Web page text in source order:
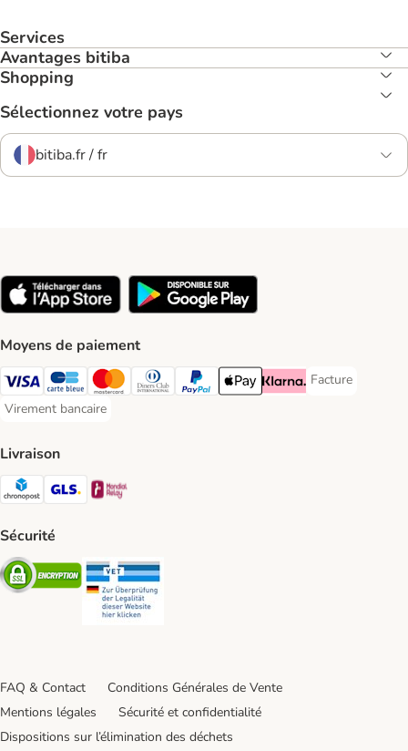
Services
Avantages bitiba
Shopping
Sélectionnez votre pays
bitiba.fr / fr
Moyens de paiement
Visa Payment Method
carte bleue Payment Method
Master Card Payment Method
Diners Club Payment Method
Paypal Payment Method
Apple Pay Payment Method
Klarna Payment Method
Facture
Facture
Virement bancaire
Virement bancaire Payment Method
Livraison
Chronopost Shipping Method
GLS Shipping Method
Sécurité
Security
FAQ & Contact
Conditions Générales de Vente
Mentions légales
Sécurité et confidentialité
Dispositions sur l’élimination des déchets